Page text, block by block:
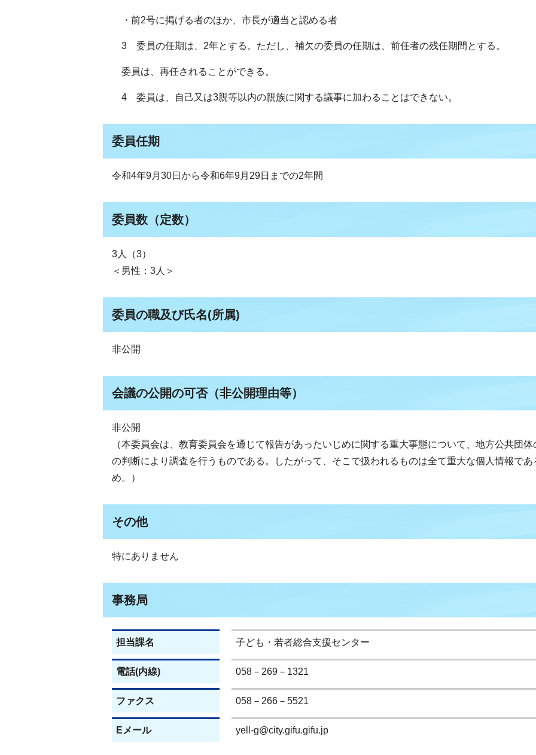
・前2号に掲げる者のほか、市長が適当と認める者
3 委員の任期は、2年とする。ただし、補欠の委員の任期は、前任者の残任期間とする。
委員は、再任されることができる。
4 委員は、自己又は3親等以内の親族に関する議事に加わることはできない。
委員任期
令和4年9月30日から令和6年9月29日までの2年間
委員数（定数）
3人（3）
＜男性：3人＞
委員の職及び氏名(所属)
非公開
会議の公開の可否（非公開理由等）
非公開
（本委員会は、教育委員会を通じて報告があったいじめに関する重大事態について、地方公共団体
の判断により調査を行うものである。したがって、そこで扱われるものは全て重大な個人情報であ
め。）
その他
特にありません
事務局
担当課名 子ども・若者総合支援センター
電話(内線) 058－269－1321
ファクス 058－266－5521
Eメール yell-g@city.gifu.gifu.jp